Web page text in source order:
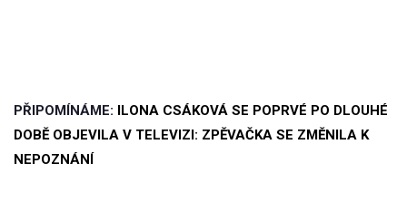
PŘIPOMÍNÁME: ILONA CSÁKOVÁ SE POPRVÉ PO DLOUHÉ
DOBĚ OBJEVILA V TELEVIZI: ZPĚVAČKA SE ZMĚNILA K
NEPOZNÁNÍ